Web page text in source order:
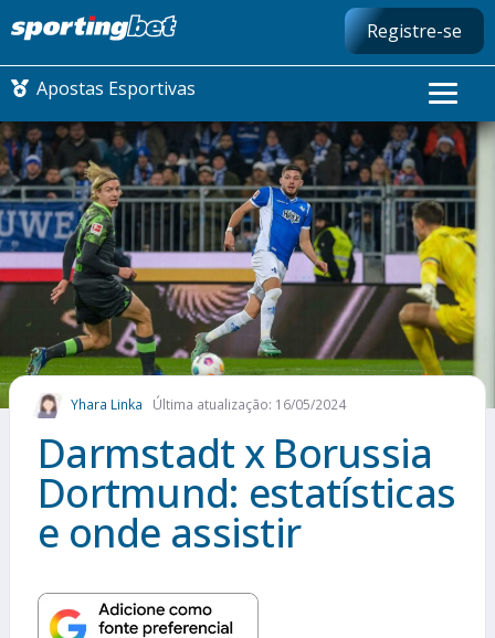
Registre-se
Apostas Esportivas
CONMEBOL LIBERTADORES
FUTEBOL NACIONAL
FUTEBOL INTERNACIONAL
COMO APOSTAR
MAIS ESPORTES
Yhara Linka Última atualização: 16/05/2024
Darmstadt x Borussia
Dortmund: estatísticas
e onde assistir